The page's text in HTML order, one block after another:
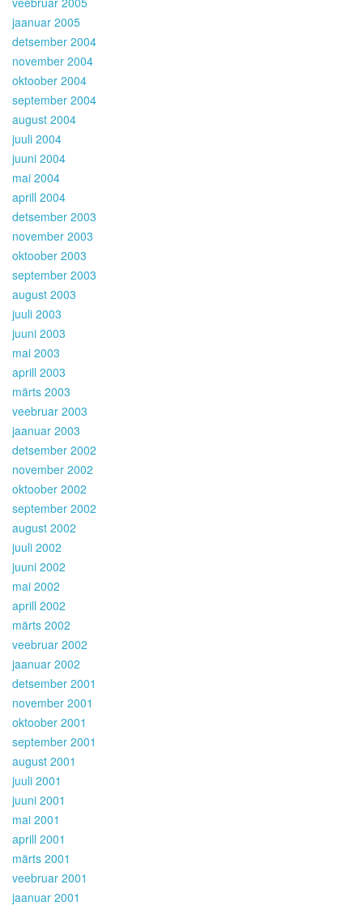
jaanuar 2005
detsember 2004
november 2004
oktoober 2004
september 2004
august 2004
juuli 2004
juuni 2004
mai 2004
aprill 2004
detsember 2003
november 2003
oktoober 2003
september 2003
august 2003
juuli 2003
juuni 2003
mai 2003
aprill 2003
märts 2003
veebruar 2003
jaanuar 2003
detsember 2002
november 2002
oktoober 2002
september 2002
august 2002
juuli 2002
juuni 2002
mai 2002
aprill 2002
märts 2002
veebruar 2002
jaanuar 2002
detsember 2001
november 2001
oktoober 2001
september 2001
august 2001
juuli 2001
juuni 2001
mai 2001
aprill 2001
märts 2001
veebruar 2001
jaanuar 2001